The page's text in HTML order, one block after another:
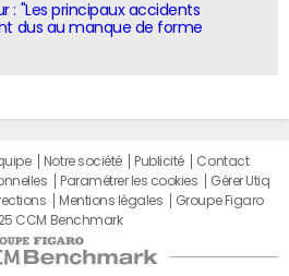
: "Les principaux accidents
dus au manque de forme
Notre société Publicité
Contact
Paramétrer les cookies
Gérer Utiq
Mentions légales
Groupe Figaro
CCM Benchmark